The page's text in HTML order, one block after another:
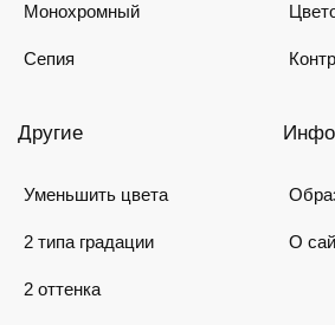
Монохромный
Сепия
Другие
Уменьшить цвета
2 типа градации
2 оттенка
О